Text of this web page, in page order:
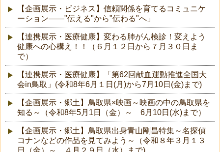
【企画展示・ビジネス】信頼関係を育てるコミュニケ
ーション――"伝える"から"伝わる"へ」
【連携展示・医療健康】変わる肺がん検診！変えよう
健康への心構え！！（６月１２日から７月３０日ま
で）
【連携展示・医療健康】「第62回献血運動推進全国大
会in鳥取」(令和8年6月１日(月)から7月10日(金)まで)
【企画展示・郷土】鳥取県×映画～映画の中の鳥取県を
知る～（令和8年5月1日（金）～ 6月10日(水)まで）
【企画展示・郷土】鳥取県出身青山剛昌特集～名探偵
コナンなどの作品を見てみよう～（令和８年３月１３
日（金）～ ４月２９日（水）まで)